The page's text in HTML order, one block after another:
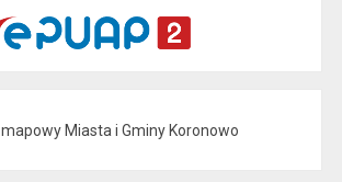
Miasta i Gminy Koronowo